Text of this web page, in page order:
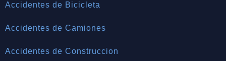
Accidentes de Bicicleta
Accidentes de Camiones
Accidentes de Construccion